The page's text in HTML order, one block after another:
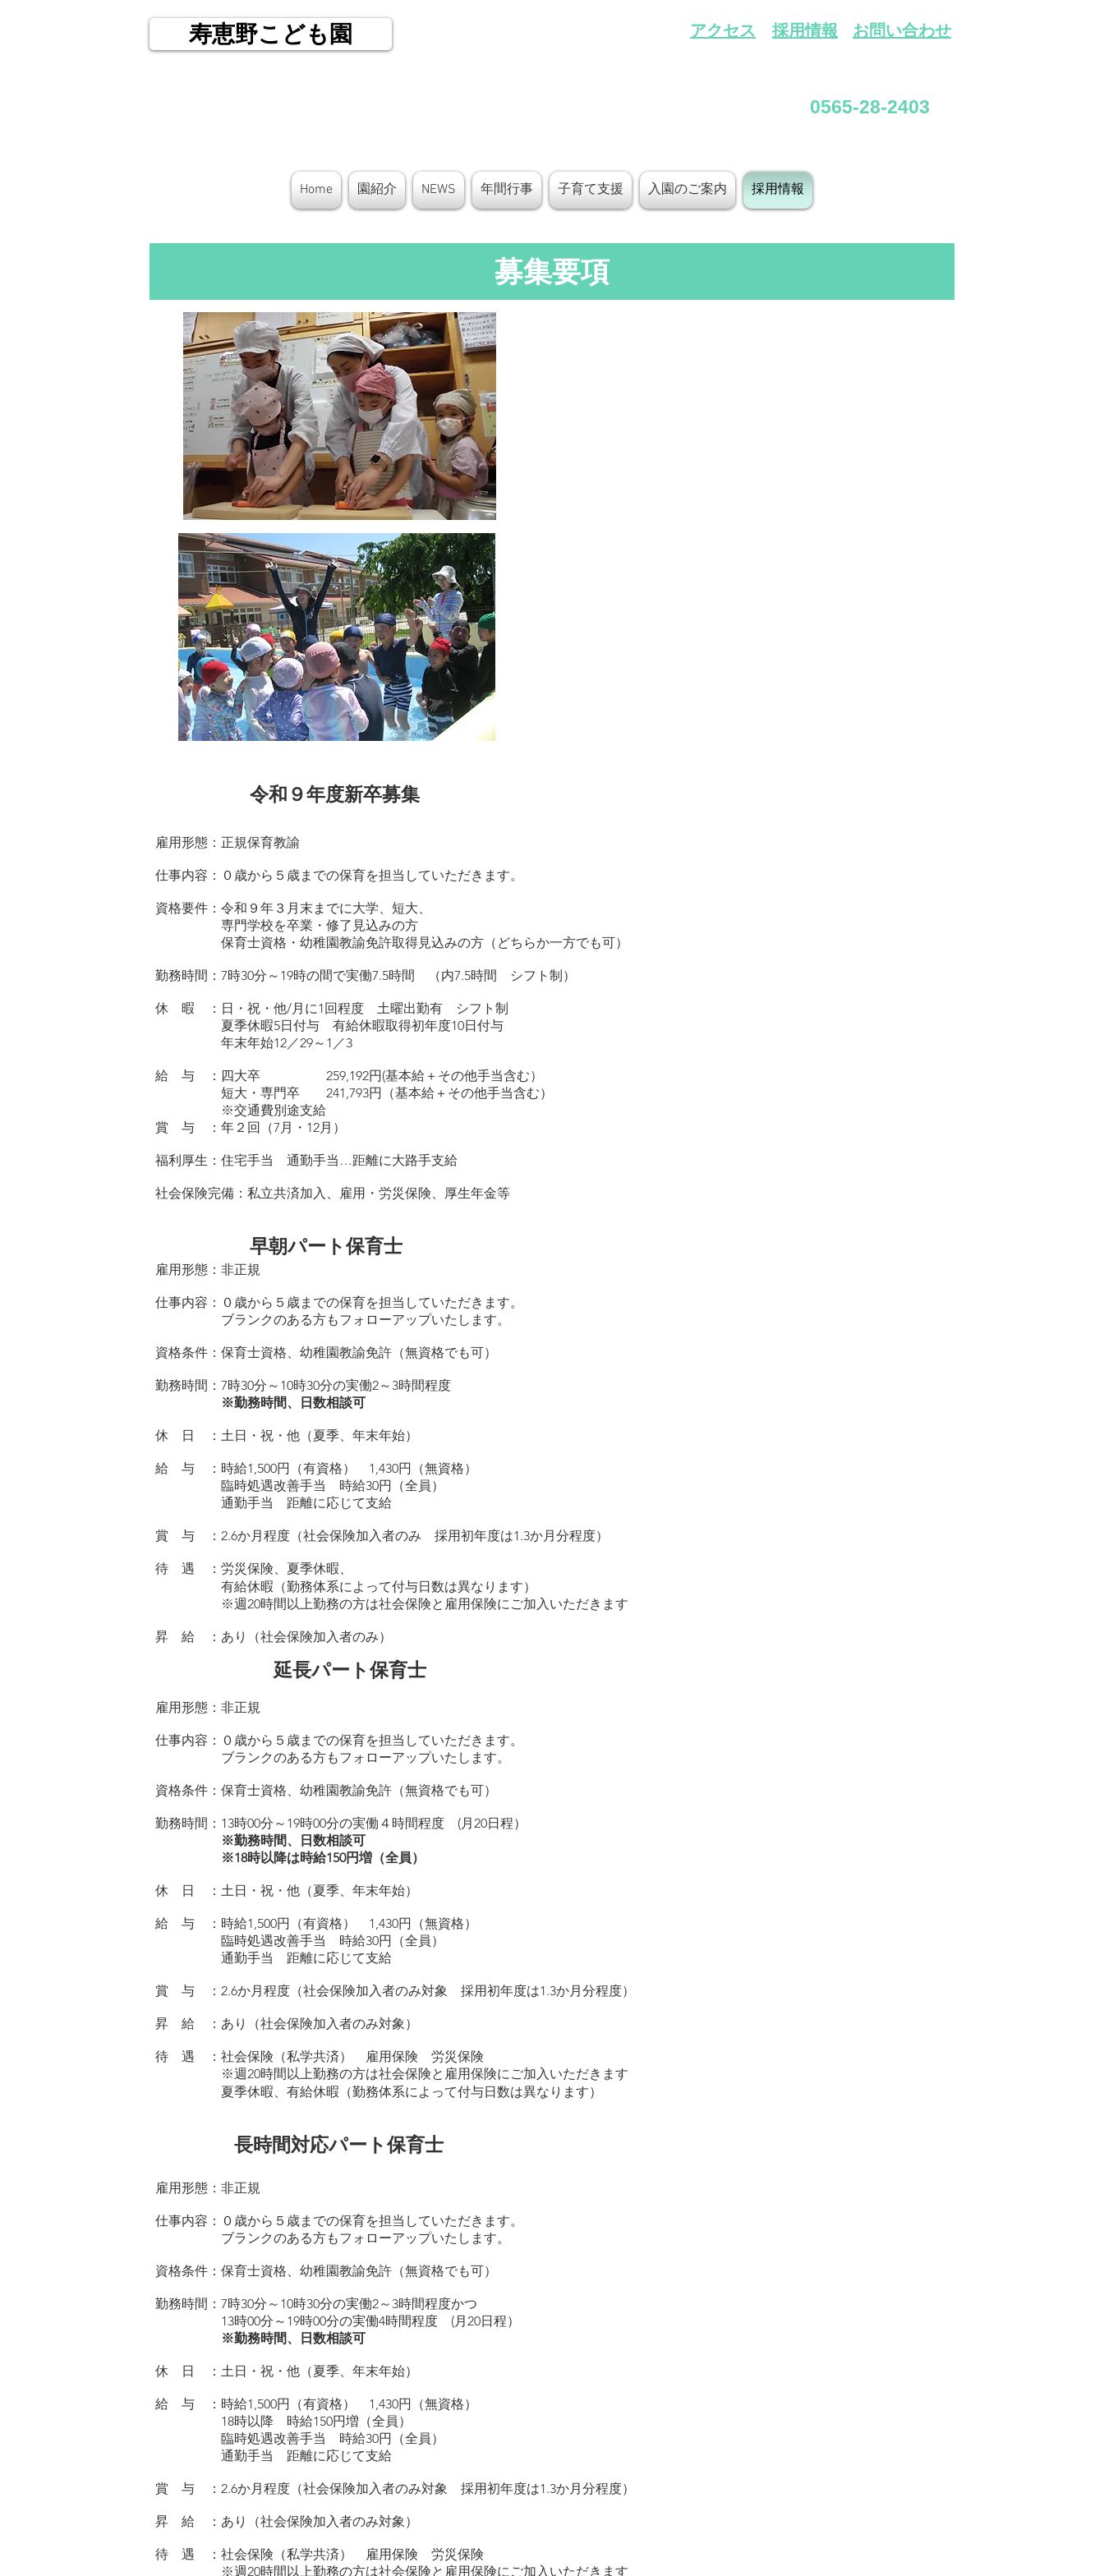
寿恵野こども園 アクセス 採用情報 ​お問い合わせ
0565-28-2403
Home 園紹介 NEWS 年間行事 子育て支援 入園のご案内 採用情報
募集要項
令和９年度新卒募集
​雇用形態：正規保育教諭
仕事内容：０歳から５歳までの保育を担当していただきます。
資格要件：令和９年３月末までに大学、短大、
​ 専門学校を卒業・修了見込みの方
保育士資格・幼稚園教諭免許取得見込みの方（どちらか一方でも可）
勤務時間：7時30分～19時の間で実働7.5時間 （内7.5時間 シフト制）
休 暇 ：日・祝・他/月に1回程度 土曜出勤有 シフト制
夏季休暇5日付与 有給休暇取得初年度10日付与
​ 年末年始12／29～1／3
給 与 ：四大卒 259,192円(基本給＋その他手当含む）
短大・専門卒 241,793円（基本給＋その他手当含む）
※交通費別途支給​
賞 与 ：年２回（7月・12月）
福利厚生：住宅手当 通勤手当…距離に大路手支給
社会保険完備：私立共済加入、雇用・労災保険、厚生年金等
早朝パート保育士
雇用形態：非正規
仕事内容：０歳から５歳までの保育を担当していただきます。
ブランクのある方もフォローアップいたします。
​資格条件：保育士資格、幼稚園教諭免許（無資格でも可）
勤務時間：7時30分～10時30分の実働2～3時間程度
※勤務時間、日数相談可
休 日 ：土日・祝・他（夏季、年末年始）
給 与 ：時給1,500円（有資格） 1,430円（無資格）
臨時処遇改善手当 時給30円（全員）
通勤手当 距離に応じて支給
賞 与 ：2.6か月程度（社会保険加入者のみ 採用初年度は1.3か月分程度）
待 遇 ：労災保険、夏季休暇、
有給休暇（勤務体系によって付与日数は異なります）
※週20時間以上勤務の方は社会保険と雇用保険にご加入いただきます
昇 給 ：あり（社会保険加入者のみ）
延長パート保育士
雇用形態：非正規
仕事内容：０歳から５歳までの保育を担当していただきます。
ブランクのある方もフォローアップいたします。
​資格条件：保育士資格、幼稚園教諭免許（無資格でも可）
勤務時間：13時00分～19時00分の実働４時間程度 (月20日程）
※勤務時間、日数相談可
※18時以降は時給150円増（全員）
休 日 ：土日・祝・他（夏季、年末年始）
給 与 ：時給1,500円（有資格） 1,430円（無資格）
臨時処遇改善手当 時給30円（全員）
通勤手当 距離に応じて支給
賞 与 ：2.6か月程度（社会保険加入者のみ対象 採用初年度は1.3か月分程度）
昇 給 ：あり（社会保険加入者のみ対象）
待 遇 ：社会保険（私学共済） 雇用保険 労災保険
※週20時間以上勤務の方は社会保険と雇用保険にご加入いただきます
夏季休暇、 有給休暇（勤務体系によって付与日数は異なります）
長時間対応パート保育士
雇用形態：非正規
仕事内容：０歳から５歳までの保育を担当していただきます。
ブランクのある方もフォローアップいたします。
​資格条件：保育士資格、幼稚園教諭免許（無資格でも可）
勤務時間：7時30分～10時30分の実働2～3時間程度かつ
13時00分～19時00分の実働4時間程度 (月20日程）
※勤務時間、日数相談可
休 日 ：土日・祝・他（夏季、年末年始）
給 与 ：時給1,500円（有資格） 1,430円（無資格）
18時以降 時給150円増（全員）
臨時処遇改善手当 時給30円（全員）
通勤手当 距離に応じて支給
賞 与 ：2.6か月程度（社会保険加入者のみ対象 採用初年度は1.3か月分程度）
昇 給 ：あり（社会保険加入者のみ対象）
待 遇 ：社会保険（私学共済） 雇用保険 労災保険
※週20時間以上勤務の方は社会保険と雇用保険にご加入いただきます